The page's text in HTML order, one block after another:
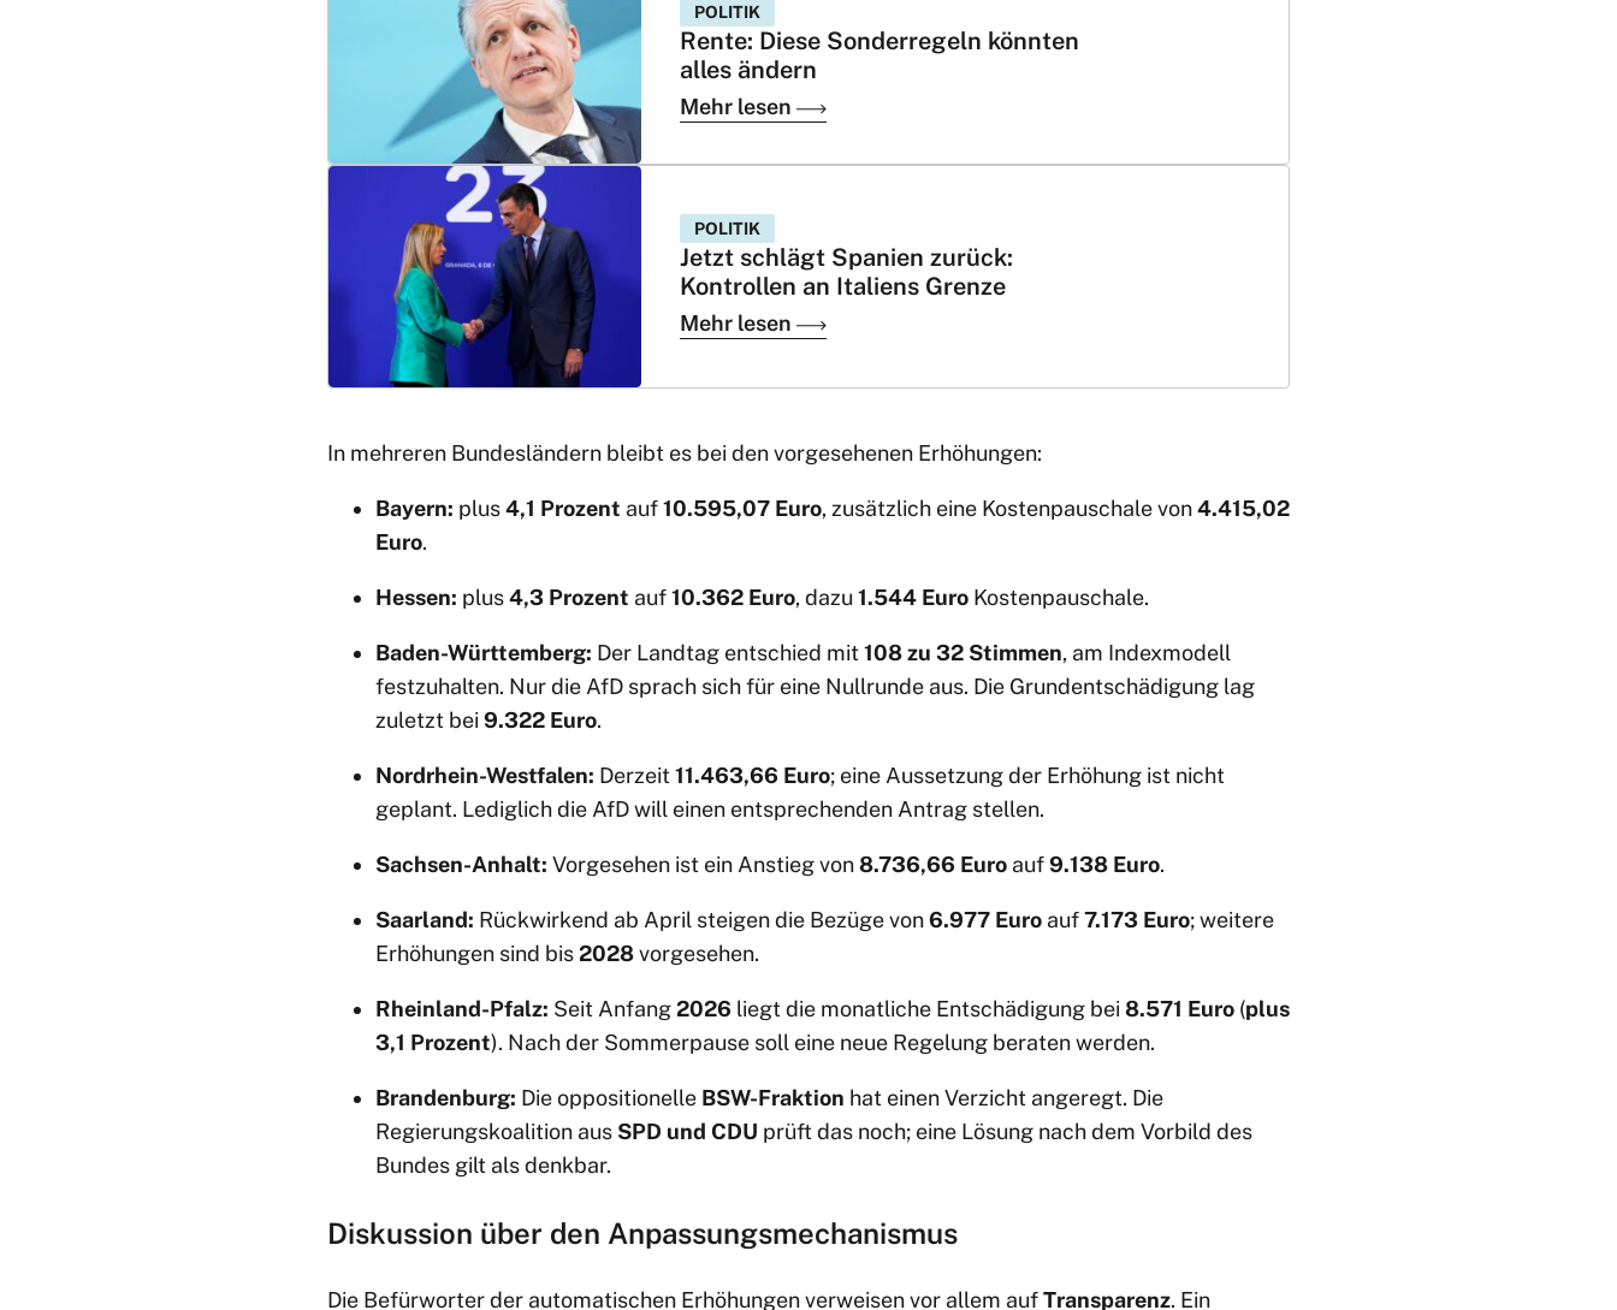
POLITIK
Rente: Diese Sonderregeln könnten
alles ändern
Mehr lesen
POLITIK
Jetzt schlägt Spanien zurück:
Kontrollen an Italiens Grenze
Mehr lesen
In mehreren Bundesländern bleibt es bei den vorgesehenen Erhöhungen:
Bayern: plus4,1 Prozent auf10.595,07 Euro, zusätzlich eine Kostenpauschale von4.415,02
Euro.
Hessen: plus4,3 Prozent auf10.362 Euro, dazu 1.544 Euro Kostenpauschale.
Baden-Württemberg: Der Landtag entschied mit 108 zu 32 Stimmen, am Indexmodell
festzuhalten. Nur die AfD sprach sich für eine Nullrunde aus. Die Grundentschädigung lag
zuletzt bei 9.322 Euro.
Nordrhein-Westfalen: Derzeit 11.463,66 Euro; eine Aussetzung der Erhöhung ist nicht
geplant. Lediglich die AfD will einen entsprechenden Antrag stellen.
Sachsen-Anhalt: Vorgesehen ist ein Anstieg von8.736,66 Euro auf9.138 Euro.
Saarland: Rückwirkend ab April steigen die Bezüge von6.977 Euro auf7.173 Euro; weitere
Erhöhungen sind bis2028vorgesehen.
Rheinland-Pfalz: Seit Anfang2026 liegt die monatliche Entschädigung bei 8.571 Euro (plus
3,1 Prozent). Nach der Sommerpause soll eine neue Regelung beraten werden.
Brandenburg: Die oppositionelle BSW-Fraktion hat einen Verzicht angeregt. Die
Regierungskoalition aus SPD und CDU prüft das noch; eine Lösung nach dem Vorbild des
Bundes gilt als denkbar.
Diskussion über den Anpassungsmechanismus
Die Befürworter der automatischen Erhöhungen verweisen vor allem aufTransparenz. Ein